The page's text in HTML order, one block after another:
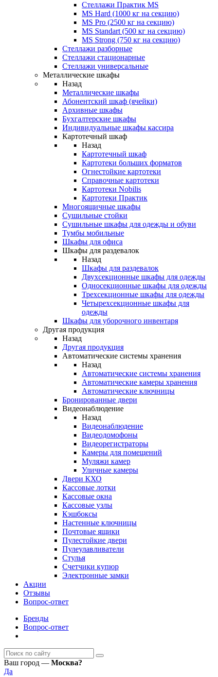
Стеллажи Практик MS
MS Hard (1000 кг на секцию)
MS Pro (2500 кг на секцию)
MS Standart (500 кг на секцию)
MS Strong (750 кг на секцию)
Стеллажи разборные
Стеллажи стационарные
Стеллажи универсальные
Металлические шкафы
Назад
Металлические шкафы
Абонентский шкаф (ячейки)
Архивные шкафы
Бухгалтерские шкафы
Индивидуальные шкафы кассира
Картотечный шкаф
Назад
Картотечный шкаф
Картотеки больших форматов
Огнестойкие картотеки
Справочные картотеки
Картотеки Nobilis
Картотеки Практик
Многоящичные шкафы
Сушильные стойки
Сушильные шкафы для одежды и обуви
Тумбы мобильные
Шкафы для офиса
Шкафы для раздевалок
Назад
Шкафы для раздевалок
Двухсекционные шкафы для одежды
Односекционные шкафы для одежды
Трехсекционные шкафы для одежды
Четырехсекционные шкафы для
одежды
Шкафы для уборочного инвентаря
Другая продукция
Назад
Другая продукция
Автоматические системы хранения
Назад
Автоматические системы хранения
Автоматические камеры хранения
Автоматические ключницы
Бронированные двери
Видеонаблюдение
Назад
Видеонаблюдение
Видеодомофоны
Видеорегистраторы
Камеры для помещений
Муляжи камер
Уличные камеры
Двери КХО
Кассовые лотки
Кассовые окна
Кассовые узлы
Кэшбоксы
Настенные ключницы
Почтовые ящики
Пулестойкие двери
Пулеулавливатели
Стулья
Счетчики купюр
Электронные замки
Акции
Отзывы
Вопрос-ответ
Бренды
Вопрос-ответ
Ваш город — Москва?
Да